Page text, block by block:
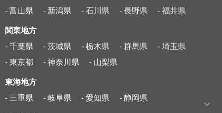
- 富山県
- 新潟県 - 石川県 - 長野県 - 福井県
関東地方
- 千葉県
- 茨城県 - 栃木県 - 群馬県
- 埼玉県
- 東京都
- 神奈川県 - 山梨県
東海地方
- 三重県
- 岐阜県 - 愛知県 - 静岡県